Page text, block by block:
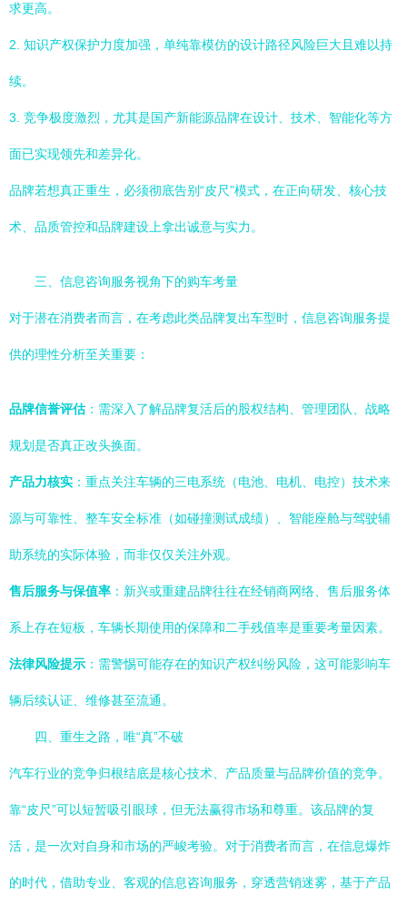
求更高。
2. 知识产权保护力度加强，单纯靠模仿的设计路径风险巨大且难以持
续。
3. 竞争极度激烈，尤其是国产新能源品牌在设计、技术、智能化等方
面已实现领先和差异化。
品牌若想真正重生，必须彻底告别“皮尺”模式，在正向研发、核心技
术、品质管控和品牌建设上拿出诚意与实力。
三、信息咨询服务视角下的购车考量
对于潜在消费者而言，在考虑此类品牌复出车型时，信息咨询服务提
供的理性分析至关重要：
品牌信誉评估：需深入了解品牌复活后的股权结构、管理团队、战略
规划是否真正改头换面。
产品力核实 ：重点关注车辆的三电系统（电池、电机、电控）技术来
源与可靠性、整车安全标准（如碰撞测试成绩）、智能座舱与驾驶辅
助系统的实际体验，而非仅仅关注外观。
售后服务与保值率 ：新兴或重建品牌往往在经销商网络、售后服务体
系上存在短板，车辆长期使用的保障和二手残值率是重要考量因素。
法律风险提示 ：需警惕可能存在的知识产权纠纷风险，这可能影响车
辆后续认证、维修甚至流通。
四、重生之路，唯“真”不破
汽车行业的竞争归根结底是核心技术、产品质量与品牌价值的竞争。
靠“皮尺”可以短暂吸引眼球，但无法赢得市场和尊重。该品牌的复
活，是一次对自身和市场的严峻考验。对于消费者而言，在信息爆炸
的时代，借助专业、客观的信息咨询服务，穿透营销迷雾，基于产品